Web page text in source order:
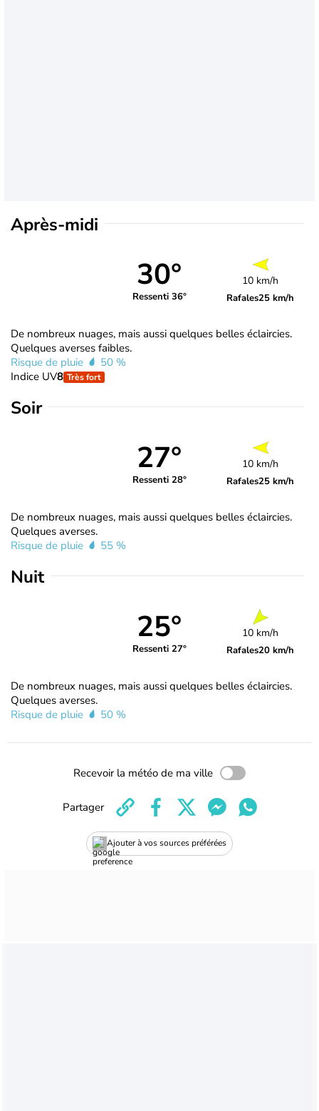
Après-midi
30°
Ressenti 36°
10 km/h
Rafales25 km/h
De nombreux nuages, mais aussi quelques belles éclaircies.
Quelques averses faibles.
Risque de pluie
50 %
Indice UV8 Très fort
Soir
27°
Ressenti 28°
10 km/h
Rafales25 km/h
De nombreux nuages, mais aussi quelques belles éclaircies.
Quelques averses.
Risque de pluie
55 %
Nuit
25°
Ressenti 27°
10 km/h
Rafales20 km/h
De nombreux nuages, mais aussi quelques belles éclaircies.
Quelques averses.
Risque de pluie
50 %
Recevoir la météo de ma ville
Ajouter à vos sources préférées
Partager